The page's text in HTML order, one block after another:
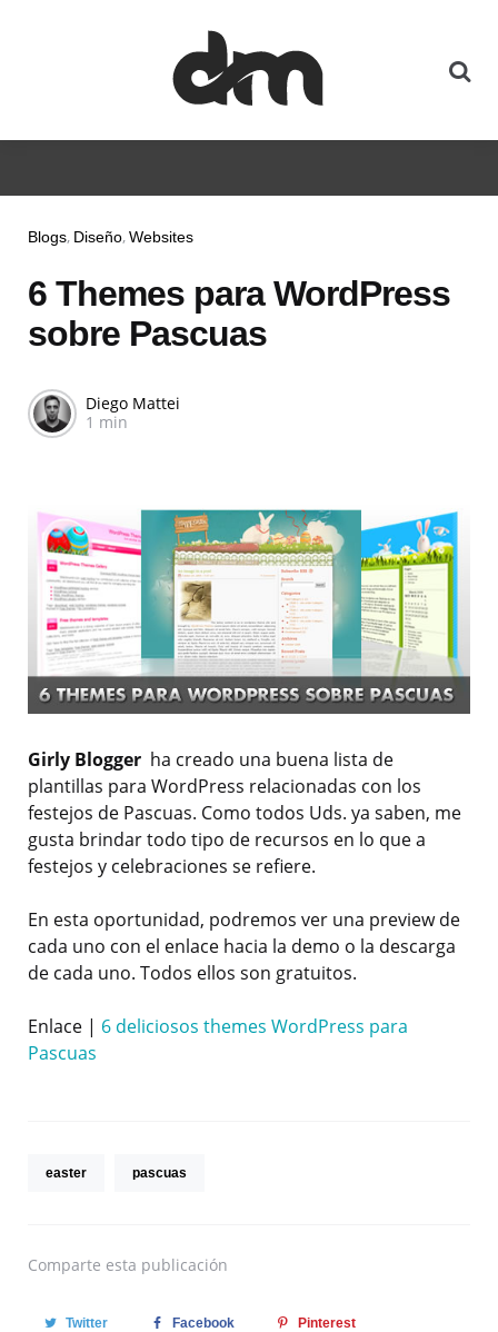
Blogs Diseño Websites
6 Themes para WordPress
sobre Pascuas
Diego Mattei
1 min
Girly Blogger ha creado una buena lista de
plantillas para WordPress relacionadas con los
festejos de Pascuas. Como todos Uds. ya saben, me
gusta brindar todo tipo de recursos en lo que a
festejos y celebraciones se refiere.
En esta oportunidad, podremos ver una preview de
cada uno con el enlace hacia la demo o la descarga
de cada uno. Todos ellos son gratuitos.
Enlace | 6 deliciosos themes WordPress para
Pascuas
easter pascuas
Comparte esta publicación
Twitter Facebook Pinterest